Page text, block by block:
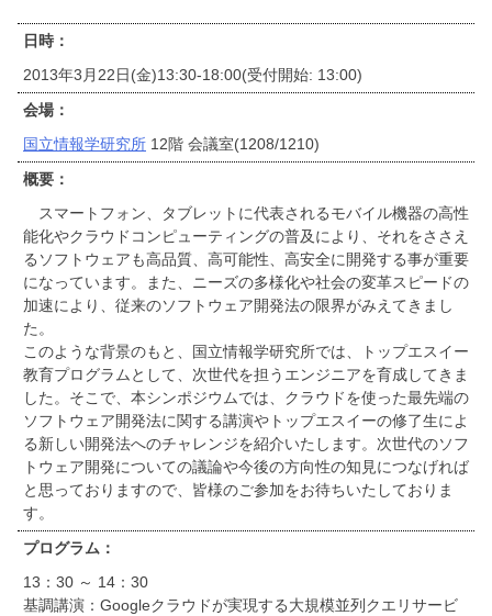
日時：
2013年3月22日(金)13:30-18:00(受付開始: 13:00)
会場：
国立情報学研究所 12階 会議室(1208/1210)
概要：
スマートフォン、タブレットに代表されるモバイル機器の高性
能化やクラウドコンピューティングの普及により、それをささえ
るソフトウェアも高品質、高可能性、高安全に開発する事が重要
になっています。また、ニーズの多様化や社会の変革スピードの
加速により、従来のソフトウェア開発法の限界がみえてきまし
た。
このような背景のもと、国立情報学研究所では、トップエスイー
教育プログラムとして、次世代を担うエンジニアを育成してきま
した。そこで、本シンポジウムでは、クラウドを使った最先端の
ソフトウェア開発法に関する講演やトップエスイーの修了生によ
る新しい開発法へのチャレンジを紹介いたします。次世代のソフ
トウェア開発についての議論や今後の方向性の知見につなげれば
と思っておりますので、皆様のご参加をお待ちいたしておりま
す。
プログラム：
13：30 ～ 14：30
基調講演：Googleクラウドが実現する大規模並列クエリサービ